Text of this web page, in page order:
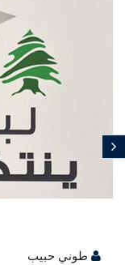
مجاني